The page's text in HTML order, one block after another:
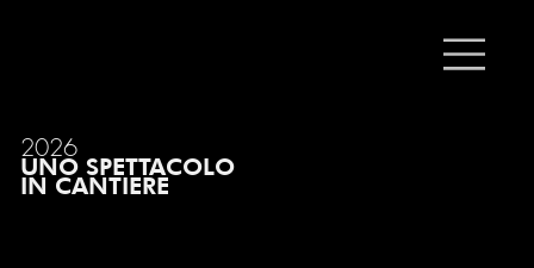
2026
UNO SPETTACOLO
IN CANTIERE